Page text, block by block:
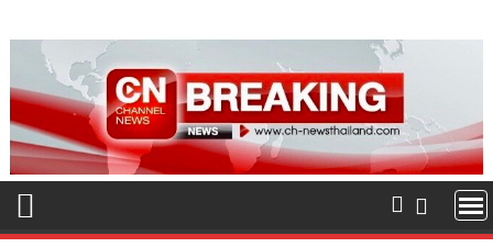
to
content